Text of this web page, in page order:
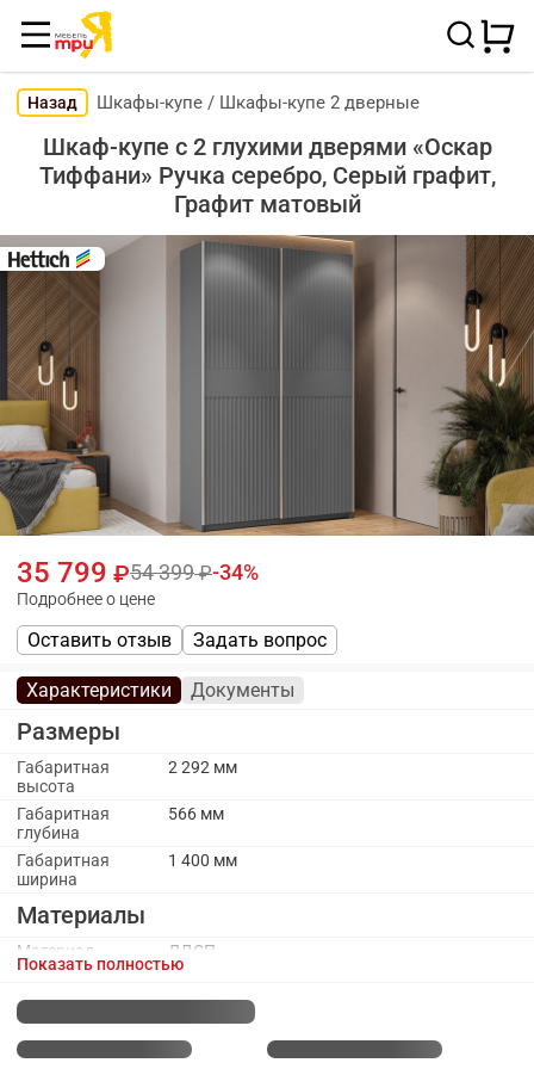
Назад Шкафы-купе / Шкафы-купе 2 дверные
Шкаф-купе с 2 глухими дверями «Оскар
Тиффани» Ручка серебро, Серый графит,
Графит матовый
35 799 54 399 34
Подробнее о цене
Оставить отзыв Задать вопрос
Характеристики Документы
Размеры
Габаритная
высота
2 292 мм
Габаритная
глубина
566 мм
Габаритная
ширина
1 400 мм
Материалы
Материал
каркаса
ЛДСП
Материал
кромки каркаса
ПВХ
Материал
фасада
МДФ
Показать полностью